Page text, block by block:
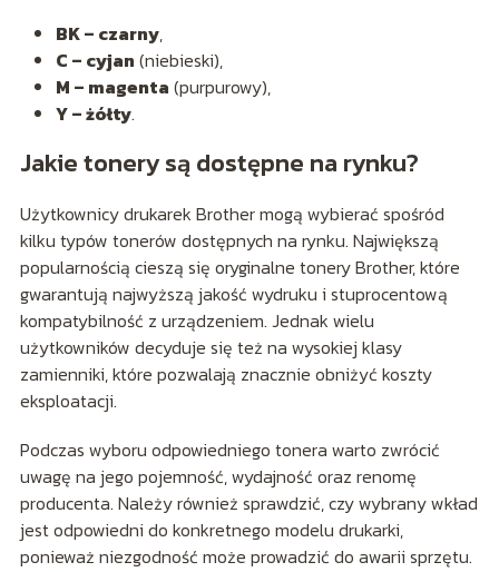
BK – czarny,
C – cyjan (niebieski),
M – magenta (purpurowy),
Y – żółty.
Jakie tonery są dostępne na rynku?
Użytkownicy drukarek Brother mogą wybierać spośród
kilku typów tonerów dostępnych na rynku. Największą
popularnością cieszą się oryginalne tonery Brother, które
gwarantują najwyższą jakość wydruku i stuprocentową
kompatybilność z urządzeniem. Jednak wielu
użytkowników decyduje się też na wysokiej klasy
zamienniki, które pozwalają znacznie obniżyć koszty
eksploatacji.
Podczas wyboru odpowiedniego tonera warto zwrócić
uwagę na jego pojemność, wydajność oraz renomę
producenta. Należy również sprawdzić, czy wybrany wkład
jest odpowiedni do konkretnego modelu drukarki,
ponieważ niezgodność może prowadzić do awarii sprzętu.